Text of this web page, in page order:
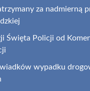
za nadmierną
Święta Policji od
wypadku